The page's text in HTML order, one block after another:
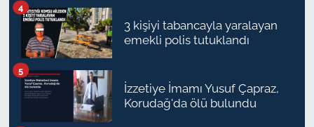
3 kişiyi tabancayla yaralayan
emekli polis tutuklandı
4
İzzetiye İmamı Yusuf Çapraz,
Korudağ'da ölü bulundu
5
ÇANAKKALE
TÜRKİYE
Bölge